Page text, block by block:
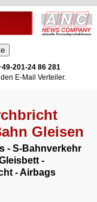
49-201-24 86 281
E-Mail Verteiler.
Gleisen
- S-Bahnverkehr
-
- Airbags